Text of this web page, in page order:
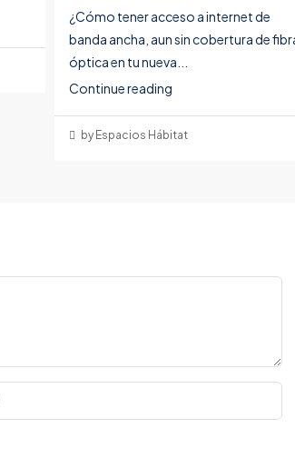
¿Cómo tener acceso a internet de
banda ancha, aun sin cobertura de
óptica en tu nueva...
Continue reading
by Espacios Hábitat